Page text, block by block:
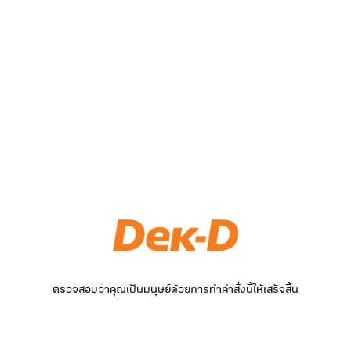
ตรวจสอบว่าคุณเป็นมนุษย์ด้วยการทำคำสั่งนี้ให้เสร็จสิ้น